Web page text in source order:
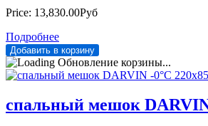
Price: 13,830.00Руб
Подробнее
Обновление корзины...
спальный мешок DARVIN